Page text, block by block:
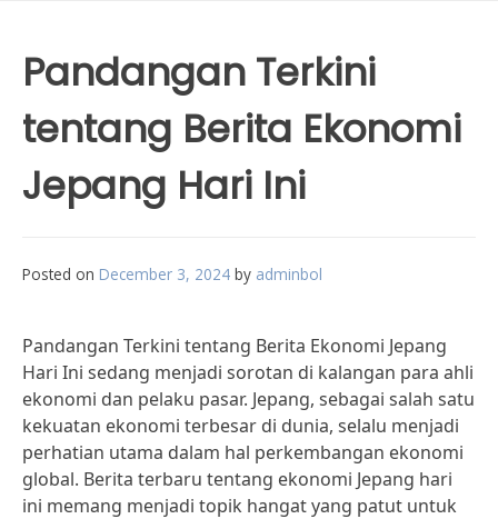
Pandangan Terkini
tentang Berita Ekonomi
Jepang Hari Ini
Posted on December 3, 2024 by adminbol
Pandangan Terkini tentang Berita Ekonomi Jepang
Hari Ini sedang menjadi sorotan di kalangan para ahli
ekonomi dan pelaku pasar. Jepang, sebagai salah satu
kekuatan ekonomi terbesar di dunia, selalu menjadi
perhatian utama dalam hal perkembangan ekonomi
global. Berita terbaru tentang ekonomi Jepang hari
ini memang menjadi topik hangat yang patut untuk